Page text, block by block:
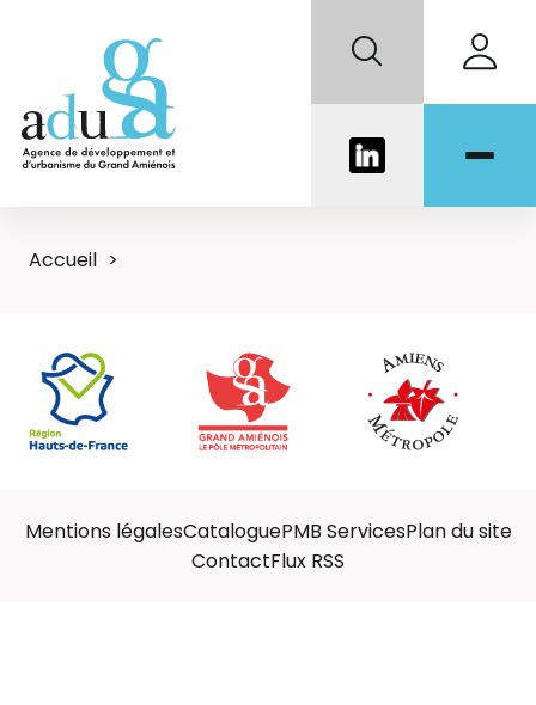
Accueil
Mentions légalesCataloguePMB ServicesPlan du site
ContactFlux RSS